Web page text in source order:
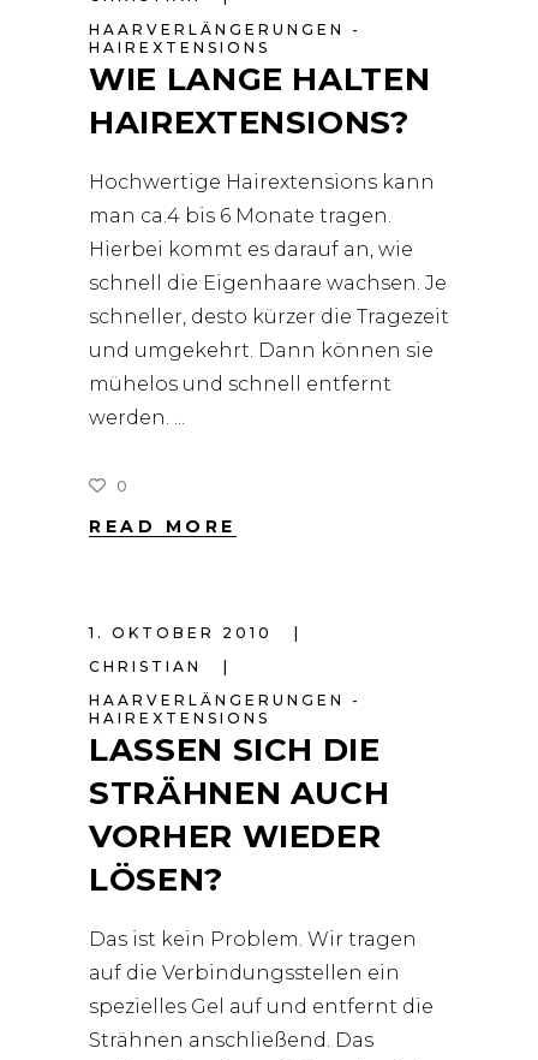
HAARVERLÄNGERUNGEN -
HAIREXTENSIONS
WIE LANGE HALTEN
HAIREXTENSIONS?
Hochwertige Hairextensions kann
man ca.4 bis 6 Monate tragen.
Hierbei kommt es darauf an, wie
schnell die Eigenhaare wachsen. Je
schneller, desto kürzer die Tragezeit
und umgekehrt. Dann können sie
mühelos und schnell entfernt
werden.
0
READ MORE
1. OKTOBER 2010
CHRISTIAN
HAARVERLÄNGERUNGEN -
HAIREXTENSIONS
LASSEN SICH DIE
STRÄHNEN AUCH
VORHER WIEDER
LÖSEN?
Das ist kein Problem. Wir tragen
auf die Verbindungsstellen ein
spezielles Gel auf und entfernt die
Strähnen anschließend. Das